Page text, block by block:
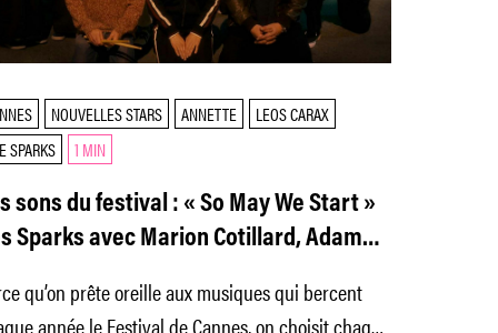
NOUVELLES STARS ANNETTE
LEOS CARAX
SPARKS
1 MIN
sons du festival : « So May We Start »
Sparks avec Marion Cotillard, Adam
qu’on prête oreille aux musiques qui bercent
année le Festival de Cannes, on choisit chaque